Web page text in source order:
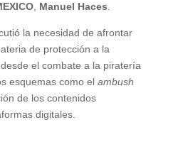
, Manuel Haces
la necesidad de afrontar
de protección a la
el combate a la piratería
esquemas como el ambush
de los contenidos
digitales.